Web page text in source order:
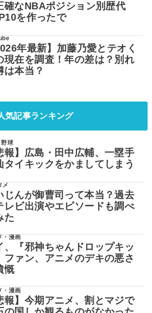
確なNBAポジション別歴代
を作ったで
年最新】加藤乃愛とテオく
現在を調査！年の差は？別れ
は本当？
気記事ランキング
野球
報】広島・田中広輔、一塁手
タイキックをかましてしまう
メ
じんが御曹司って本当？過去
レビ出演やエピソードも調べ
た
・漫画
、『邪神ちゃんドロップキッ
ファン、アニメのデキの悪さ
慨
・漫画
報】今期アニメ、割とマジで